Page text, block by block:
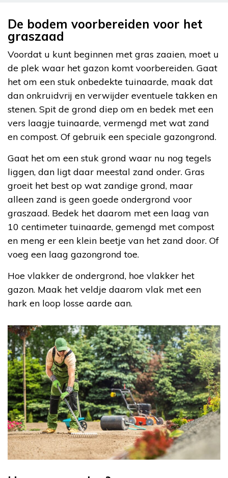
De bodem voorbereiden voor het
graszaad
Voordat u kunt beginnen met gras zaaien, moet u
de plek waar het gazon komt voorbereiden. Gaat
het om een stuk onbedekte tuinaarde, maak dat
dan onkruidvrij en verwijder eventuele takken en
stenen. Spit de grond diep om en bedek met een
vers laagje tuinaarde, vermengd met wat zand
en compost. Of gebruik een speciale gazongrond.
Gaat het om een stuk grond waar nu nog tegels
liggen, dan ligt daar meestal zand onder. Gras
groeit het best op wat zandige grond, maar
alleen zand is geen goede ondergrond voor
graszaad. Bedek het daarom met een laag van
10 centimeter tuinaarde, gemengd met compost
en meng er een klein beetje van het zand door. Of
voeg een laag gazongrond toe.
Hoe vlakker de ondergrond, hoe vlakker het
gazon. Maak het veldje daarom vlak met een
hark en loop losse aarde aan.